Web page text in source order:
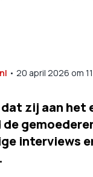
• 20 april 2026 om
zij aan het
interviews